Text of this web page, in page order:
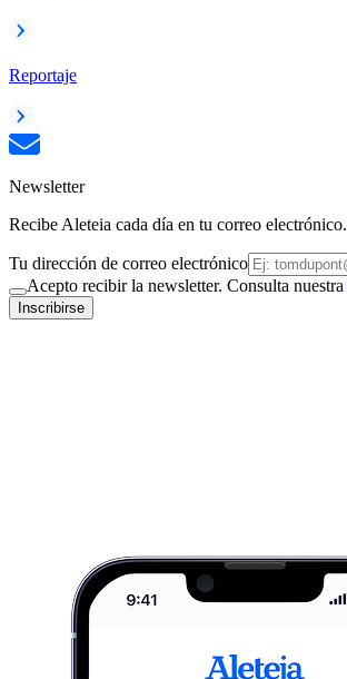
Reportaje
Newsletter
Recibe Aleteia cada día en tu correo electrónico.
Tu dirección de correo electrónico
Acepto recibir la newsletter. Consulta nuestra
Inscribirse